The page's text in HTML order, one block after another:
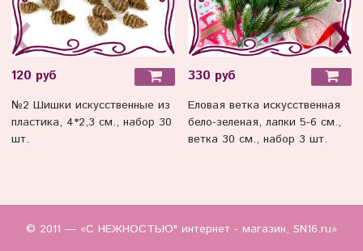
120 руб
№2 Шишки искусственные из
пластика, 4*2,3 см., набор 30
шт.
330 руб
Еловая ветка искусственная
бело-зеленая, лапки 5-6 см.,
ветка 30 см., набор 3 шт.
© 2011 — «С НЕЖНОСТЬЮ" интернет - магазин, SN16.ru»